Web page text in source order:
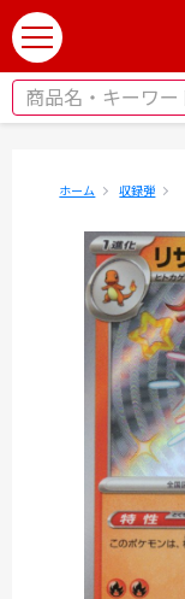
t
o
g
ホーム 収録弾